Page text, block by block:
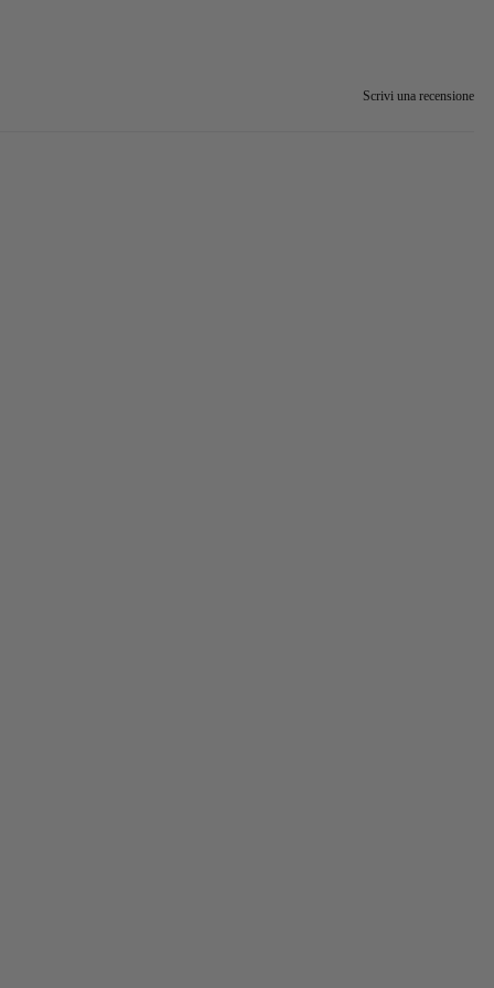
Scrivi una recensione